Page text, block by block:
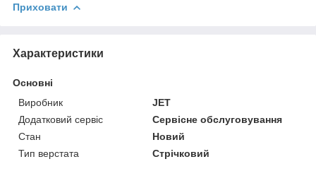
Приховати
Характеристики
Основні
Виробник
JET
Додатковий сервіс
Сервісне обслуговування
Стан
Новий
Тип верстата
Стрічковий